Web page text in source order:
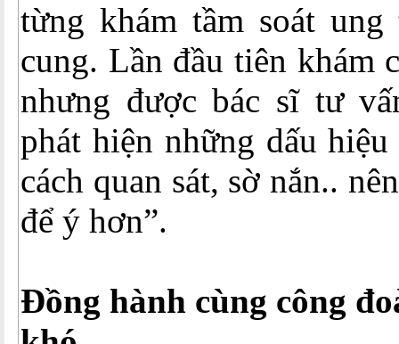
từng khám tầm soát
cung. Lần đầu tiên khám
nhưng được bác sĩ tư
phát hiện những dấu
cách quan sát, sờ nắn..
để ý hơn”.
Đồng hành cùng công